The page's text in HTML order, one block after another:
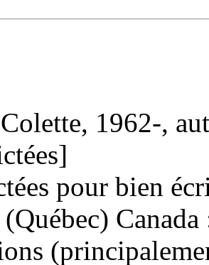
1962-,
pour bien